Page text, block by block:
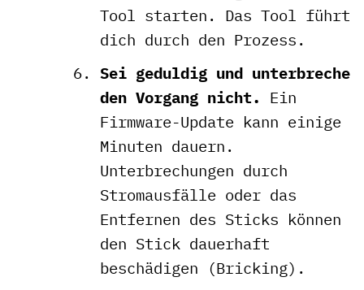
Tool starten. Das Tool führt
dich durch den Prozess.
Sei geduldig und unterbreche
den Vorgang nicht. Ein
Firmware-Update kann einige
Minuten dauern.
Unterbrechungen durch
Stromausfälle oder das
Entfernen des Sticks können
den Stick dauerhaft
beschädigen (Bricking).